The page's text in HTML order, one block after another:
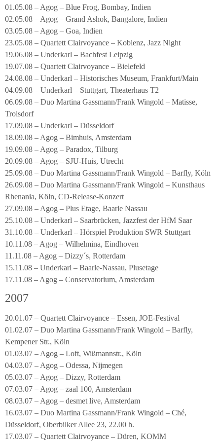
01.05.08 – Agog – Blue Frog, Bombay, Indien
02.05.08 – Agog – Grand Ashok, Bangalore, Indien
03.05.08 – Agog – Goa, Indien
23.05.08 – Quartett Clairvoyance – Koblenz, Jazz Night
19.06.08 – Underkarl – Bachfest Leipzig
19.07.08 – Quartett Clairvoyance – Bielefeld
24.08.08 – Underkarl – Historisches Museum, Frankfurt/Main
04.09.08 – Underkarl – Stuttgart, Theaterhaus T2
06.09.08 – Duo Martina Gassmann/Frank Wingold – Matisse,
Troisdorf
17.09.08 – Underkarl – Düsseldorf
18.09.08 – Agog – Bimhuis, Amsterdam
19.09.08 – Agog – Paradox, Tilburg
20.09.08 – Agog – SJU-Huis, Utrecht
25.09.08 – Duo Martina Gassmann/Frank Wingold – Barfly, Köln
26.09.08 – Duo Martina Gassmann/Frank Wingold – Kunsthaus
Rhenania, Köln, CD-Release-Konzert
27.09.08 – Agog – Plus Etage, Baarle Nassau
25.10.08 – Underkarl – Saarbrücken, Jazzfest der HfM Saar
31.10.08 – Underkarl – Hörspiel Produktion SWR Stuttgart
10.11.08 – Agog – Wilhelmina, Eindhoven
11.11.08 – Agog – Dizzy´s, Rotterdam
15.11.08 – Underkarl – Baarle-Nassau, Plusetage
17.11.08 – Agog – Conservatorium, Amsterdam
2007
20.01.07 – Quartett Clairvoyance – Essen, JOE-Festival
01.02.07 – Duo Martina Gassmann/Frank Wingold – Barfly,
Kempener Str., Köln
01.03.07 – Agog – Loft, Wißmannstr., Köln
04.03.07 – Agog – Odessa, Nijmegen
05.03.07 – Agog – Dizzy, Rotterdam
07.03.07 – Agog – zaal 100, Amsterdam
08.03.07 – Agog – desmet live, Amsterdam
16.03.07 – Duo Martina Gassmann/Frank Wingold – Ché,
Düsseldorf, Oberbilker Allee 23, 22.00 h.
17.03.07 – Quartett Clairvoyance – Düren, KOMM